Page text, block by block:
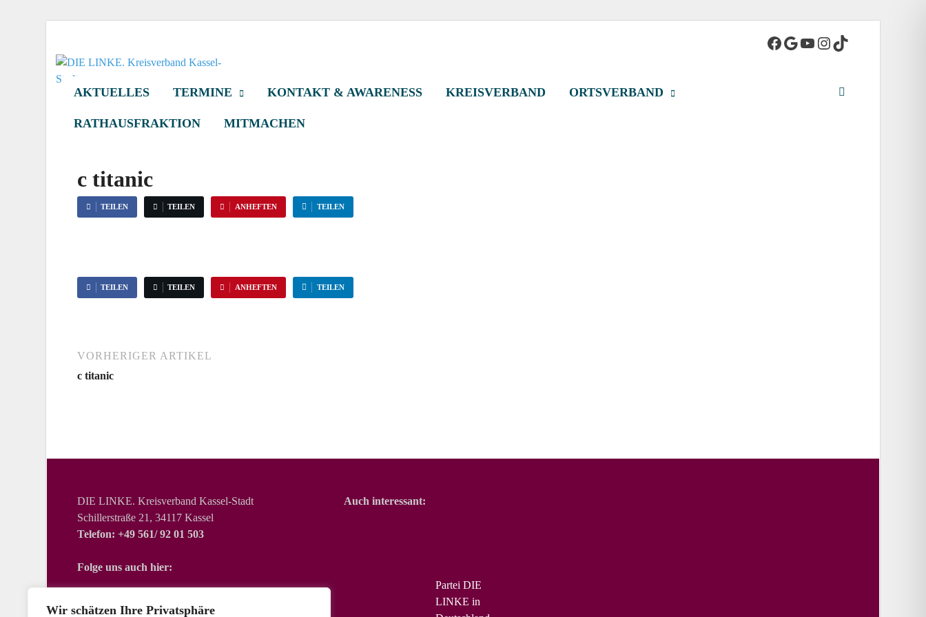
Wir schätzen Ihre Privatsphäre
DIE LINKE. Kreisverband Kassel-Stadt
Die Linke in Stadt-Kassel
AKTUELLES TERMINE KONTAKT & AWARENESS KREISVERBAND ORTSVERBAND
RATHAUSFRAKTION MITMACHEN
c titanic
TEILEN TEILEN ANHEFTEN TEILEN
TEILEN TEILEN ANHEFTEN TEILEN
VORHERIGER ARTIKEL
c titanic
DIE LINKE. Kreisverband Kassel-Stadt
Schillerstraße 21, 34117 Kassel
Telefon: +49 561/ 92 01 503
Folge uns auch hier:
Auch interessant:
Partei DIE
LINKE in